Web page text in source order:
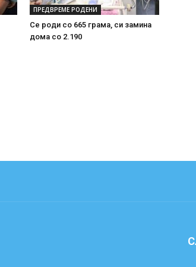
ПРЕДВРЕМЕ РОДЕНИ
Се роди со 665 грама, си замина
дома со 2.190